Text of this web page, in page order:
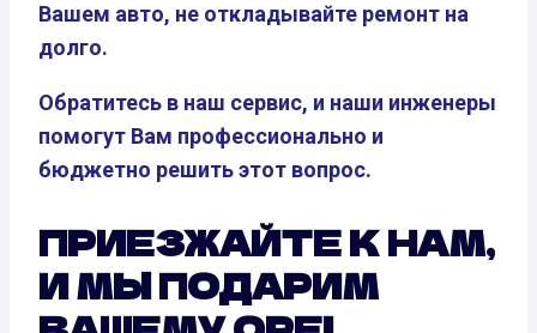
Вашем авто, не откладывайте ремонт на
долго.
Обратитесь в наш сервис, и наши инженеры
помогут Вам профессионально и
бюджетно решить этот вопрос.
ПРИЕЗЖАЙТЕ К НАМ,
И МЫ ПОДАРИМ